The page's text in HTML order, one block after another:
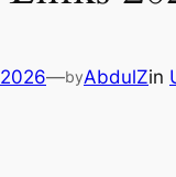
—byAbdulZin